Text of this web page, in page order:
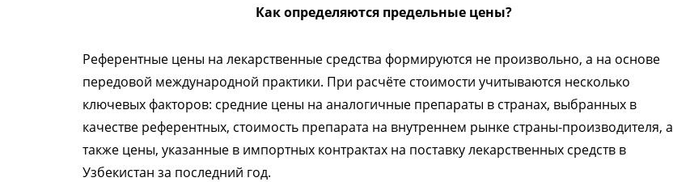
Как определяются предельные цены?
Референтные цены на лекарственные средства формируются не произвольно, а на основе
передовой международной практики. При расчёте стоимости учитываются несколько
ключевых факторов: средние цены на аналогичные препараты в странах, выбранных в
качестве референтных, стоимость препарата на внутреннем рынке страны-производителя, а
также цены, указанные в импортных контрактах на поставку лекарственных средств в
Узбекистан за последний год.